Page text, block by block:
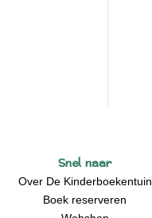
Snel naar
Over De Kinderboekentuin
Boek reserveren